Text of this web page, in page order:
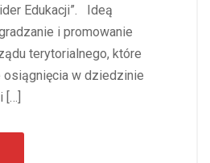
Edukacji”. Ideą
i promowanie
terytorialnego, które
w dziedzinie
[…]